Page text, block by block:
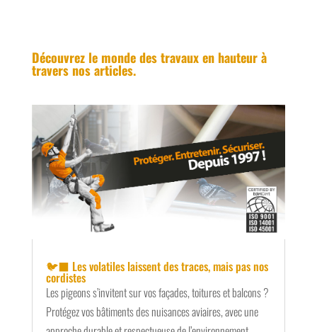
Découvrez le monde des travaux en hauteur à
travers nos articles.
🐦‍⬛ Les volatiles laissent des traces, mais pas nos
cordistes
Les pigeons s’invitent sur vos façades, toitures et balcons ?
Protégez vos bâtiments des nuisances aviaires, avec une